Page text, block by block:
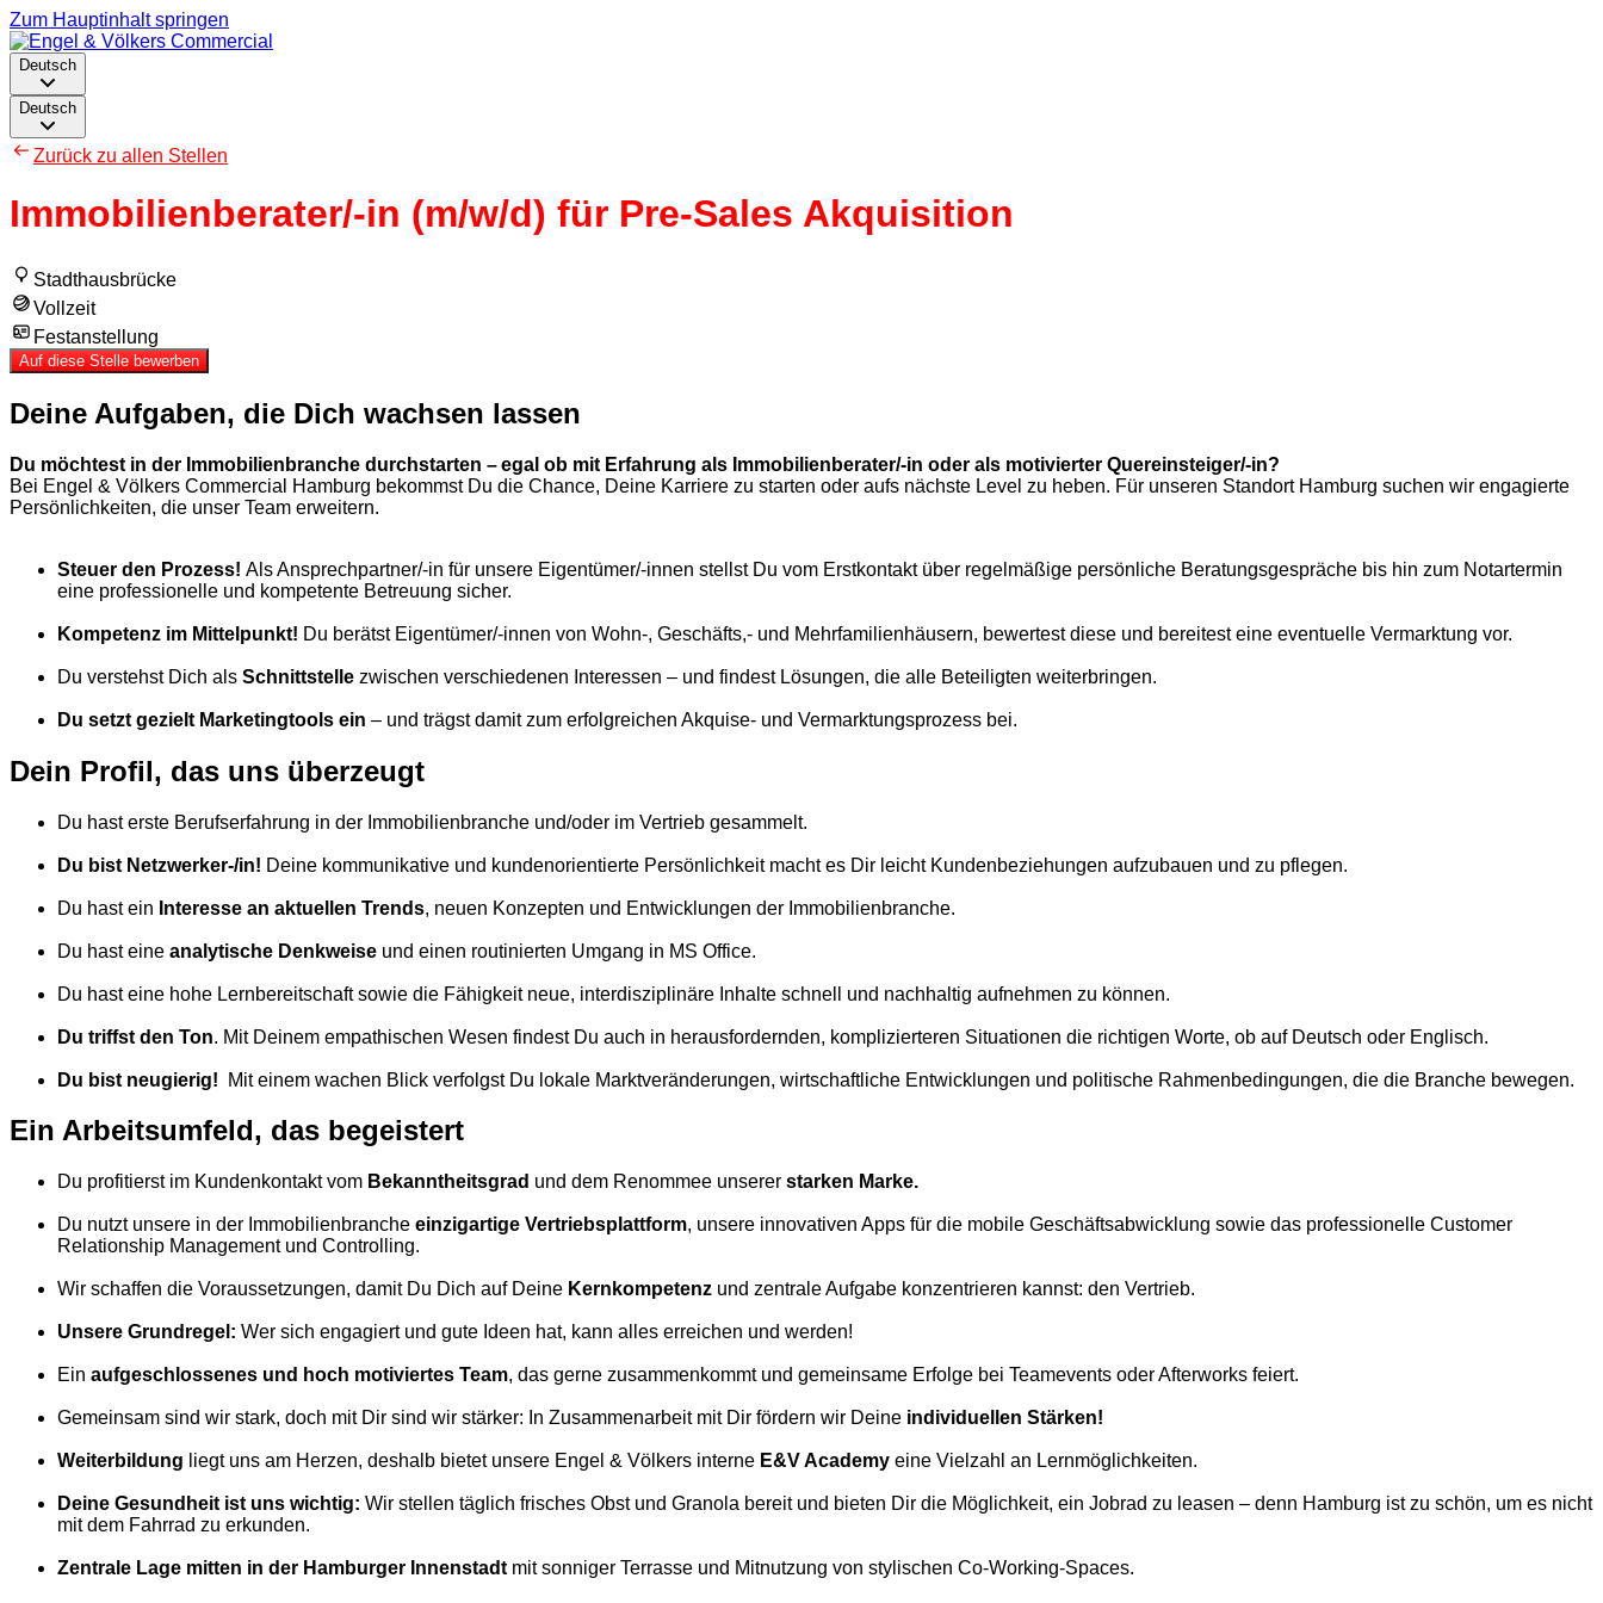
Zum Hauptinhalt springen
Deutsch
Deutsch
Zurück zu allen Stellen
Immobilienberater/-in (m/w/d) für Pre-Sales Akquisition
Stadthausbrücke
Vollzeit
Festanstellung
Auf diese Stelle bewerben
Deine Aufgaben, die Dich wachsen lassen
Du möchtest in der Immobilienbranche durchstarten – egal ob mit Erfahrung als Immobilienberater/-in oder als motivierter Quereinsteiger/-in?
Bei Engel & Völkers Commercial Hamburg bekommst Du die Chance, Deine Karriere zu starten oder aufs nächste Level zu heben. Für unseren Standort Hamburg suchen wir engagierte
Persönlichkeiten, die unser Team erweitern.
Steuer den Prozess! Als Ansprechpartner/-in für unsere Eigentümer/-innen stellst Du vom Erstkontakt über regelmäßige persönliche Beratungsgespräche bis hin zum Notartermin
eine professionelle und kompetente Betreuung sicher.
Kompetenz im Mittelpunkt! Du berätst Eigentümer/-innen von Wohn-, Geschäfts,- und Mehrfamilienhäusern, bewertest diese und bereitest eine eventuelle Vermarktung vor.
Du verstehst Dich als Schnittstelle zwischen verschiedenen Interessen – und findest Lösungen, die alle Beteiligten weiterbringen.
Du setzt gezielt Marketingtools ein – und trägst damit zum erfolgreichen Akquise- und Vermarktungsprozess bei.
Dein Profil, das uns überzeugt
Du hast erste Berufserfahrung in der Immobilienbranche und/oder im Vertrieb gesammelt.
Du bist Netzwerker-/in! Deine kommunikative und kundenorientierte Persönlichkeit macht es Dir leicht Kundenbeziehungen aufzubauen und zu pflegen.
Du hast ein Interesse an aktuellen Trends, neuen Konzepten und Entwicklungen der Immobilienbranche.
Du hast eine analytische Denkweise und einen routinierten Umgang in MS Office.
Du hast eine hohe Lernbereitschaft sowie die Fähigkeit neue, interdisziplinäre Inhalte schnell und nachhaltig aufnehmen zu können.
Du triffst den Ton. Mit Deinem empathischen Wesen findest Du auch in herausfordernden, komplizierteren Situationen die richtigen Worte, ob auf Deutsch oder Englisch.
Du bist neugierig! Mit einem wachen Blick verfolgst Du lokale Marktveränderungen, wirtschaftliche Entwicklungen und politische Rahmenbedingungen, die die Branche bewegen.
Ein Arbeitsumfeld, das begeistert
Du profitierst im Kundenkontakt vom Bekanntheitsgrad und dem Renommee unserer starken Marke.
Du nutzt unsere in der Immobilienbranche einzigartige Vertriebsplattform, unsere innovativen Apps für die mobile Geschäftsabwicklung sowie das professionelle Customer
Relationship Management und Controlling.
Wir schaffen die Voraussetzungen, damit Du Dich auf Deine Kernkompetenz und zentrale Aufgabe konzentrieren kannst: den Vertrieb.
Unsere Grundregel: Wer sich engagiert und gute Ideen hat, kann alles erreichen und werden!
Ein aufgeschlossenes und hoch motiviertes Team, das gerne zusammenkommt und gemeinsame Erfolge bei Teamevents oder Afterworks feiert.
Gemeinsam sind wir stark, doch mit Dir sind wir stärker: In Zusammenarbeit mit Dir fördern wir Deine individuellen Stärken!
Weiterbildung liegt uns am Herzen, deshalb bietet unsere Engel & Völkers interne E&V Academy eine Vielzahl an Lernmöglichkeiten.
Deine Gesundheit ist uns wichtig: Wir stellen täglich frisches Obst und Granola bereit und bieten Dir die Möglichkeit, ein Jobrad zu leasen – denn Hamburg ist zu schön, um es nicht
mit dem Fahrrad zu erkunden.
Zentrale Lage mitten in der Hamburger Innenstadt mit sonniger Terrasse und Mitnutzung von stylischen Co-Working-Spaces.